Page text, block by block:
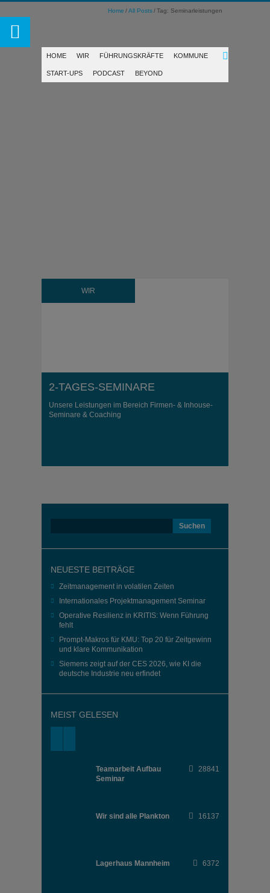
Home All Posts Tag: Seminarleistungen
HOME WIR FÜHRUNGSKRÄFTE KOMMUNE
START-UPS PODCAST BEYOND
WIR
2-TAGES-SEMINARE
Unsere Leistungen im Bereich Firmen- & Inhouse-
Seminare & Coaching
NEUESTE BEITRÄGE
Zeitmanagement in volatilen Zeiten
Internationales Projektmanagement Seminar
Operative Resilienz in KRITIS: Wenn Führung
fehlt
Prompt-Makros für KMU: Top 20 für Zeitgewinn
und klare Kommunikation
Siemens zeigt auf der CES 2026, wie KI die
deutsche Industrie neu erfindet
MEIST GELESEN
Teamarbeit Aufbau
Seminar
28841
Wir sind alle Plankton 16137
Lagerhaus Mannheim 6372